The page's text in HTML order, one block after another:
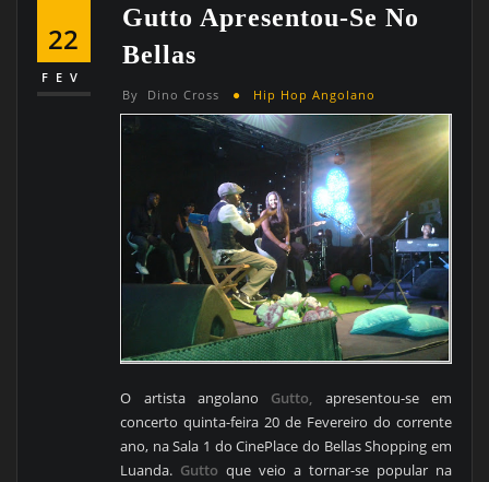
22
FEV
Gutto Apresentou-Se No
Bellas
By Dino Cross Hip Hop Angolano
O artista angolano Gutto, apresentou-se em
concerto quinta-feira 20 de Fevereiro do corrente
ano, na Sala 1 do CinePlace do Bellas Shopping em
Luanda. Gutto que veio a tornar-se popular na